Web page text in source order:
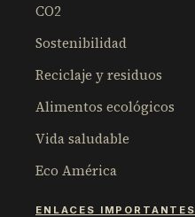
CO2
Sostenibilidad
Reciclaje y residuos
Alimentos ecológicos
Vida saludable
Eco América
ENLACES IMPORTANTES